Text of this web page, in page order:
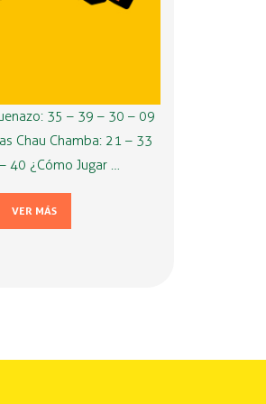
35 – 39 – 30 – 09
Chau Chamba: 21 – 33
40 ¿Cómo Jugar …
VER MÁS